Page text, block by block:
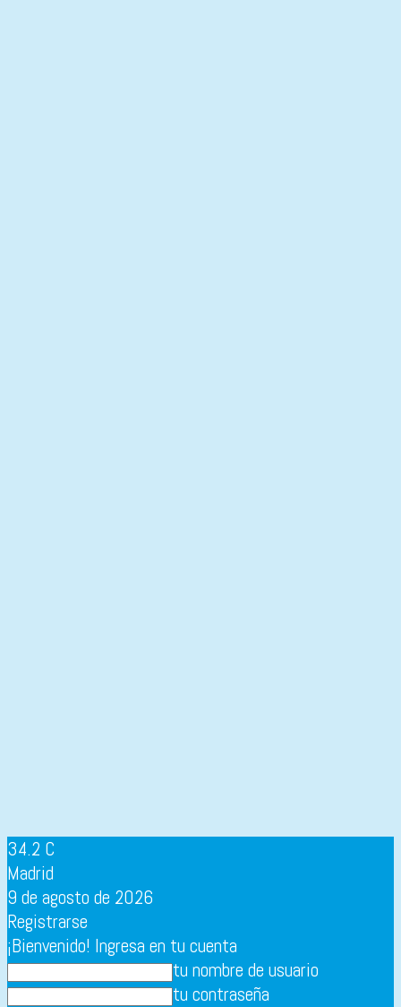
34.2 C
Madrid
9 de agosto de 2026
Registrarse
¡Bienvenido! Ingresa en tu cuenta
tu nombre de usuario
tu contraseña